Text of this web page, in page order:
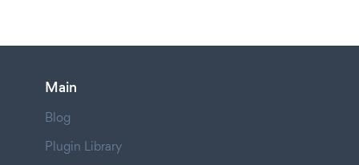
Main
Blog
Plugin Library